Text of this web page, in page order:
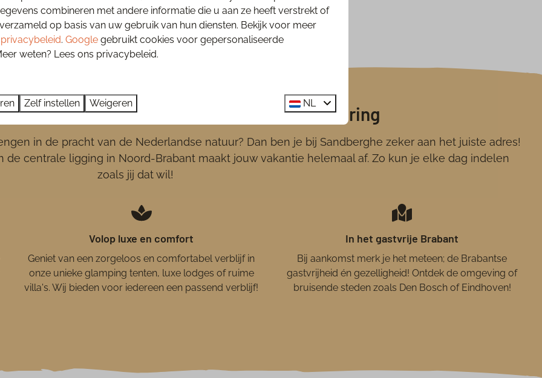
bij Sandberghe; een onvergetelijke ervaring
in de pracht van de Nederlandse natuur? Dan ben je bij Sandberghe zeker aan het juiste adres!
centrale ligging in Noord-Brabant maakt jouw vakantie helemaal af. Zo kun je elke dag indelen
zoals jij dat wil!
Volop luxe en comfort
Geniet van een zorgeloos en comfortabel verblijf in
onze unieke glamping tenten, luxe lodges of ruime
villa's. Wij bieden voor iedereen een passend verblijf!
In het gastvrije Brabant
Bij aankomst merk je het meteen; de Brabantse
gastvrijheid én gezelligheid! Ontdek de omgeving of
bruisende steden zoals Den Bosch of Eindhoven!
combineren met andere informatie die u aan ze heeft verstrekt of
op basis van uw gebruik van hun diensten. Bekijk voor meer
privacybeleid. Google gebruikt cookies voor gepersonaliseerde
weten? Lees ons privacybeleid.
Zelf instellen Weigeren NL